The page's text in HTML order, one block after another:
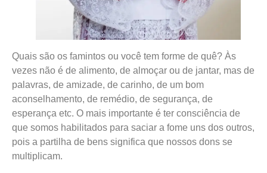
Quais são os famintos ou você tem forme de quê? Às
vezes não é de alimento, de almoçar ou de jantar, mas de
palavras, de amizade, de carinho, de um bom
aconselhamento, de remédio, de segurança, de
esperança etc. O mais importante é ter consciência de
que somos habilitados para saciar a fome uns dos outros,
pois a partilha de bens significa que nossos dons se
multiplicam.